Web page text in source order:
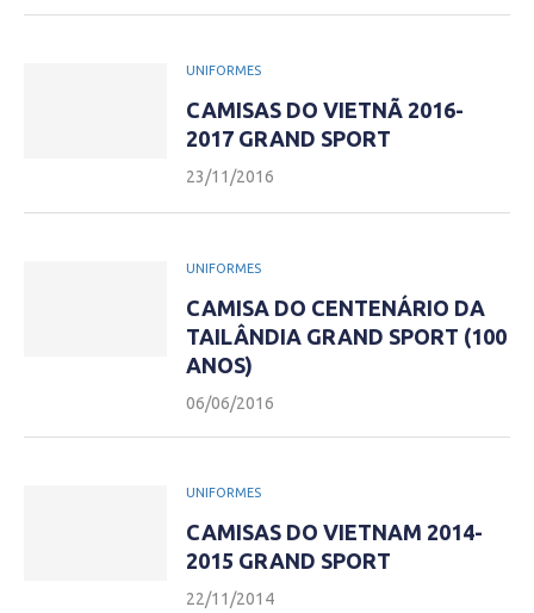
UNIFORMES
CAMISAS DO VIETNÃ 2016-
2017 GRAND SPORT
23/11/2016
UNIFORMES
CAMISA DO CENTENÁRIO DA
TAILÂNDIA GRAND SPORT (100
ANOS)
06/06/2016
UNIFORMES
CAMISAS DO VIETNAM 2014-
2015 GRAND SPORT
22/11/2014